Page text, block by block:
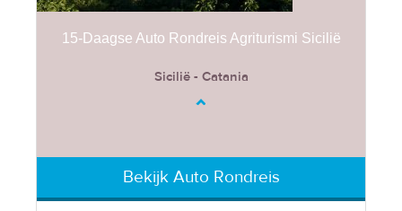
15-Daagse Auto Rondreis Agriturismi Sicilië
Sicilië - Catania
Bekijk Auto Rondreis